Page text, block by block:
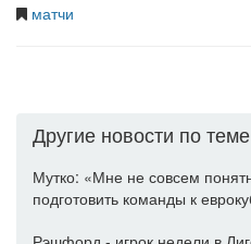
матчи
Другие новости по теме
Мутко: «Мне не совсем
подготовить команды к